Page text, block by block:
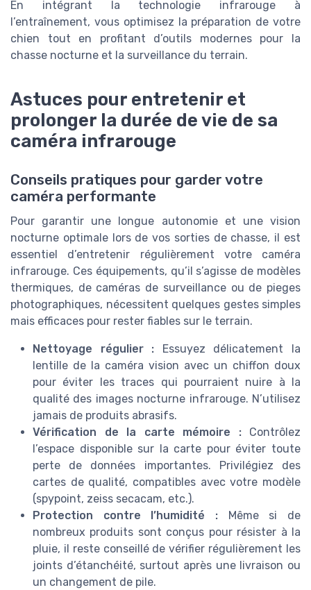
En intégrant la technologie infrarouge à
l’entraînement, vous optimisez la préparation de votre
chien tout en profitant d’outils modernes pour la
chasse nocturne et la surveillance du terrain.
Astuces pour entretenir et
prolonger la durée de vie de sa
caméra infrarouge
Conseils pratiques pour garder votre
caméra performante
Pour garantir une longue autonomie et une vision
nocturne optimale lors de vos sorties de chasse, il est
essentiel d’entretenir régulièrement votre caméra
infrarouge. Ces équipements, qu’il s’agisse de modèles
thermiques, de caméras de surveillance ou de pieges
photographiques, nécessitent quelques gestes simples
mais efficaces pour rester fiables sur le terrain.
Nettoyage régulier : Essuyez délicatement la
lentille de la caméra vision avec un chiffon doux
pour éviter les traces qui pourraient nuire à la
qualité des images nocturne infrarouge. N’utilisez
jamais de produits abrasifs.
Vérification de la carte mémoire :Contrôlez
l’espace disponible sur la carte pour éviter toute
perte de données importantes. Privilégiez des
cartes de qualité, compatibles avec votre modèle
(spypoint, zeiss secacam, etc.).
Protection contre l’humidité : Même si de
nombreux produits sont conçus pour résister à la
pluie, il reste conseillé de vérifier régulièrement les
joints d’étanchéité, surtout après une livraison ou
un changement de pile.